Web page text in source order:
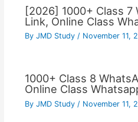
[2026] 1000+ Class 7
Link, Online Class
By JMD Study / November 11,
1000+ Class 8
Online Class
By JMD Study / November 11,